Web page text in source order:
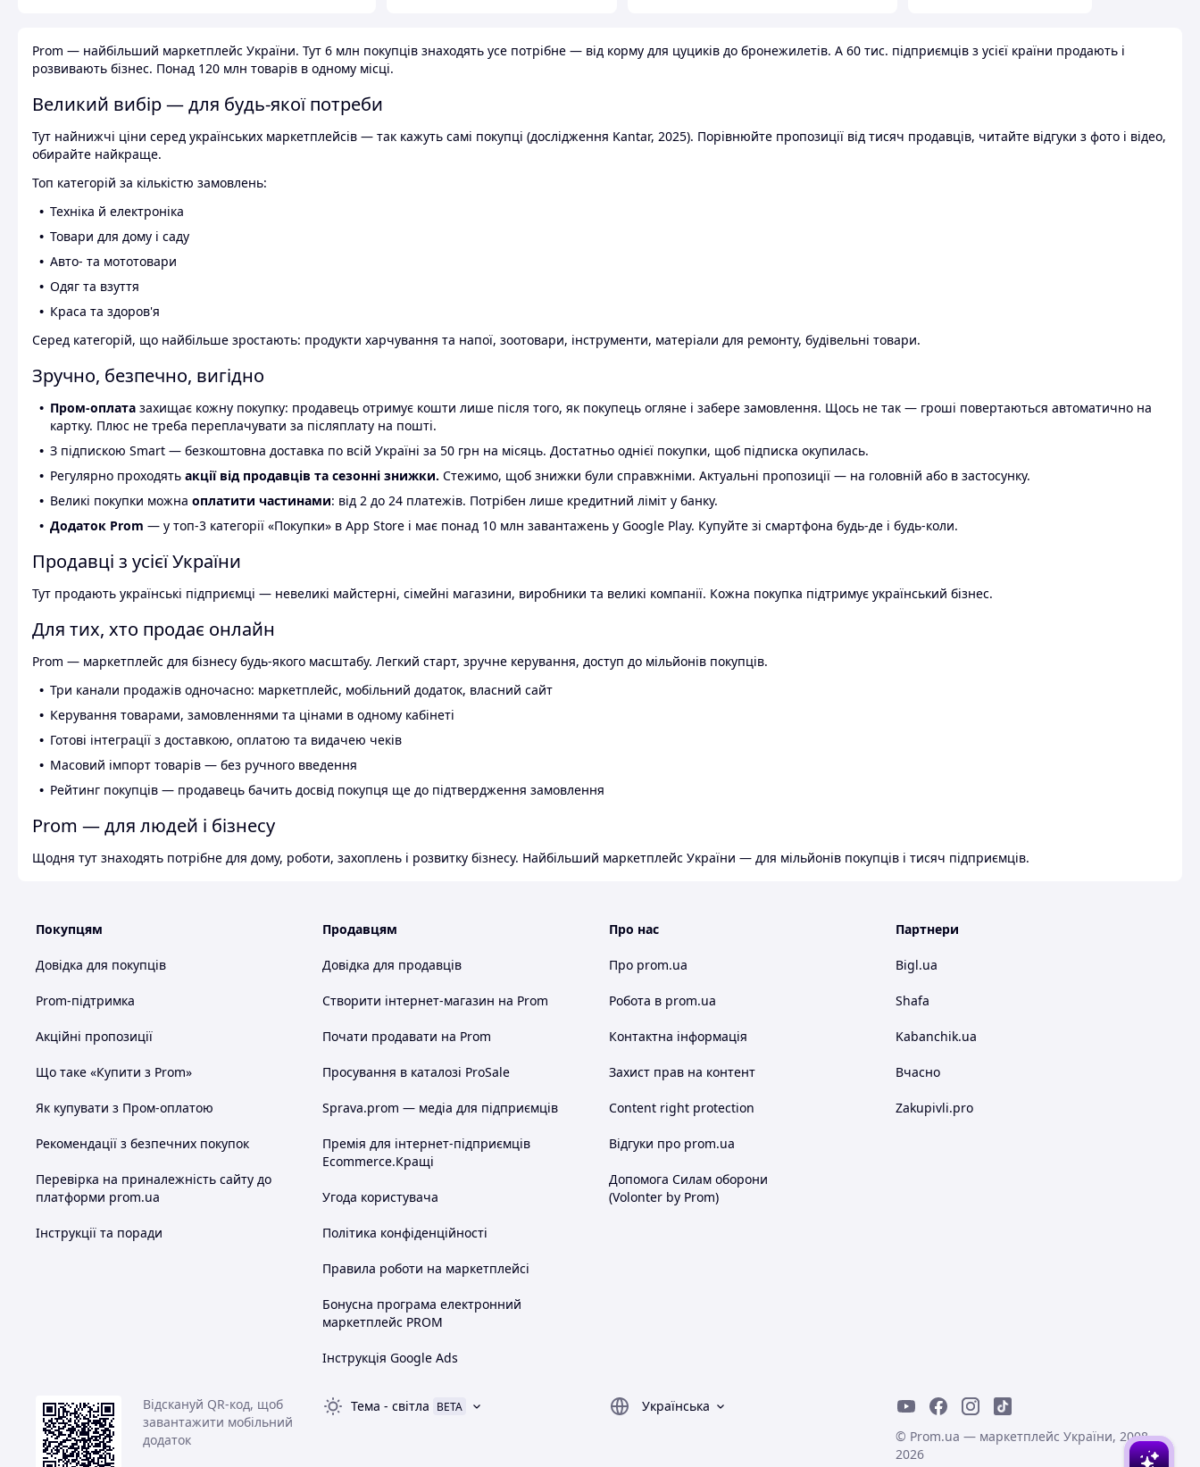
Prom — найбільший маркетплейс України. Тут 6 млн покупців знаходять усе потрібне — від корму для цуциків до бронежилетів. А 60 тис. підприємців з усієї країни продають і
розвивають бізнес. Понад 120 млн товарів в одному місці.
Великий вибір — для будь-якої потреби
Тут найнижчі ціни серед українських маркетплейсів — так кажуть самі покупці (дослідження Kantar, 2025). Порівнюйте пропозиції від тисяч продавців, читайте відгуки з фото і відео,
обирайте найкраще.
Топ категорій за кількістю замовлень:
Техніка й електроніка
Товари для дому і саду
Авто- та мототовари
Одяг та взуття
Краса та здоров'я
Серед категорій, що найбільше зростають: продукти харчування та напої, зоотовари, інструменти, матеріали для ремонту, будівельні товари.
Зручно, безпечно, вигідно
Пром-оплата захищає кожну покупку: продавець отримує кошти лише після того, як покупець огляне і забере замовлення. Щось не так — гроші повертаються автоматично на
картку. Плюс не треба переплачувати за післяплату на пошті.
З підпискою Smart — безкоштовна доставка по всій Україні за 50 грн на місяць. Достатньо однієї покупки, щоб підписка окупилась.
Регулярно проходять акції від продавців та сезонні знижки. Стежимо, щоб знижки були справжніми. Актуальні пропозиції — на головній або в застосунку.
Великі покупки можна оплатити частинами: від 2 до 24 платежів. Потрібен лише кредитний ліміт у банку.
Додаток Prom — у топ-3 категорії «Покупки» в App Store і має понад 10 млн завантажень у Google Play. Купуйте зі смартфона будь-де і будь-коли.
Продавці з усієї України
Тут продають українські підприємці — невеликі майстерні, сімейні магазини, виробники та великі компанії. Кожна покупка підтримує український бізнес.
Для тих, хто продає онлайн
Prom — маркетплейс для бізнесу будь-якого масштабу. Легкий старт, зручне керування, доступ до мільйонів покупців.
Три канали продажів одночасно: маркетплейс, мобільний додаток, власний сайт
Керування товарами, замовленнями та цінами в одному кабінеті
Готові інтеграції з доставкою, оплатою та видачею чеків
Масовий імпорт товарів — без ручного введення
Рейтинг покупців — продавець бачить досвід покупця ще до підтвердження замовлення
Prom — для людей і бізнесу
Щодня тут знаходять потрібне для дому, роботи, захоплень і розвитку бізнесу. Найбільший маркетплейс України — для мільйонів покупців і тисяч підприємців.
Покупцям
Довідка для покупців
Prom-підтримка
Акційні пропозиції
Що таке «Купити з Prom»
Як купувати з Пром-оплатою
Рекомендації з безпечних покупок
Перевірка на приналежність сайту до
платформи prom.ua
Інструкції та поради
Продавцям
Довідка для продавців
Створити інтернет-магазин на Prom
Почати продавати на Prom
Просування в каталозі ProSale
Sprava.prom — медіа для підприємців
Премія для інтернет-підприємців
Ecommerce.Кращі
Угода користувача
Політика конфіденційності
Правила роботи на маркетплейсі
Бонусна програма електронний
маркетплейс PROM
Інструкція Google Ads
Про нас
Про prom.ua
Робота в prom.ua
Контактна інформація
Захист прав на контент
Content right protection
Відгуки про prom.ua
Допомога Силам оборони
(Volonter by Prom)
Партнери
Bigl.ua
Shafa
Kabanchik.ua
Вчасно
Zakupivli.pro
Відскануй QR-код, щоб
завантажити мобільний
додаток
Тема - світла BETA
Українська
© Prom.ua — маркетплейс України, 2008-
2026